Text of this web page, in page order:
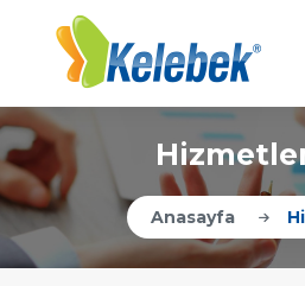
Anasayfa